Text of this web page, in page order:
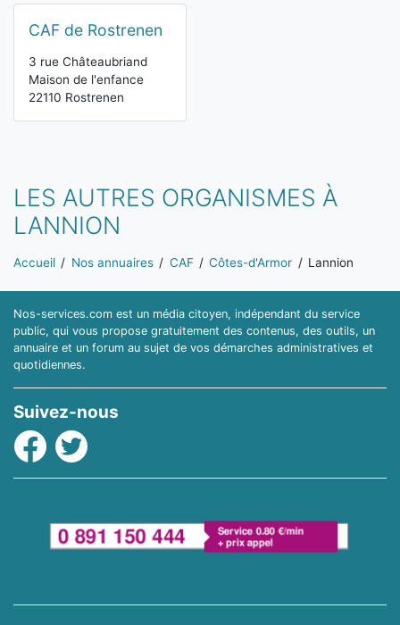
CAF de Rostrenen
3 rue Châteaubriand
Maison de l'enfance
22110 Rostrenen
LES AUTRES ORGANISMES À
LANNION
Vous êtes ici:
Accueil Nos annuaires CAF Côtes-d'Armor Lannion
Nos-services.com est un média citoyen, indépendant du service
public, qui vous propose gratuitement des contenus, des outils, un
annuaire et un forum au sujet de vos démarches administratives et
quotidiennes.
Suivez-nous
Facebook
Twitter